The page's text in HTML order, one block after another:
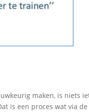
maken, is niets
is een proces wat via de